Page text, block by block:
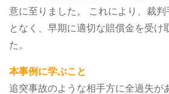
意に至りました。
これにより、裁判
となく、早期に適切な賠償金を受け
た。
本事例に学ぶこと
追突事故のような相手方に全過失が